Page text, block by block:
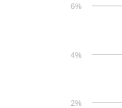
2%
4%
6%